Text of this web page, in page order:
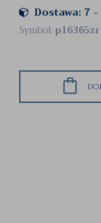
Dostawa: 7
Symbol:p16365zr